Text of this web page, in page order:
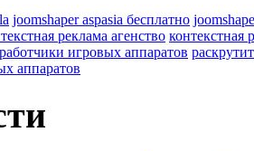
joomshaper aspasia бесплатно
реклама агенство контекстная
игровых аппаратов
аппаратов